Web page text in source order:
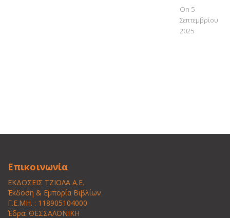
On 5
Σεπτεμβρίου
2025
Επικοινωνία
ΕΚΔΟΣΕΙΣ ΤΖΙΟΛΑ Α.Ε.
Έκδοση & Εμπορία Βιβλίων
Γ.Ε.ΜΗ. : 118905104000
Έδρα: ΘΕΣΣΑΛΟΝΙΚΗ